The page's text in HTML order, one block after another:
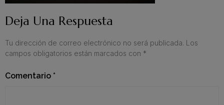
Deja Una Respuesta
Tu dirección de correo electrónico no será publicada. Los
campos obligatorios están marcados con *
Comentario *